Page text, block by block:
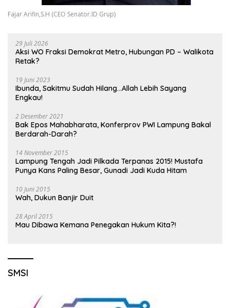
Fajar Arifin,S.H (CEO Senator.ID Grup)
29 Juli 2026
Aksi WO Fraksi Demokrat Metro, Hubungan PD – Walikota
Retak?
19 Juni 2023
Ibunda, Sakitmu Sudah Hilang…Allah Lebih Sayang
Engkau!
2 Desember 2021
Bak Epos Mahabharata, Konferprov PWI Lampung Bakal
Berdarah-Darah?
14 November 2015
Lampung Tengah Jadi Pilkada Terpanas 2015! Mustafa
Punya Kans Paling Besar, Gunadi Jadi Kuda Hitam
10 Juni 2015
Wah, Dukun Banjir Duit
28 April 2015
Mau Dibawa Kemana Penegakan Hukum Kita?!
SMSI